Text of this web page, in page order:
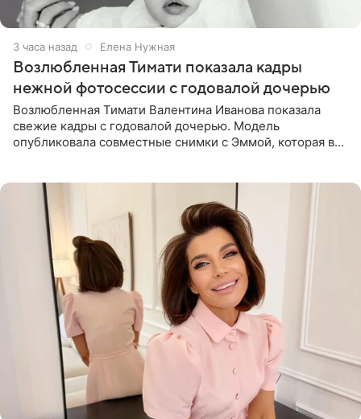
3 часа назад Елена Нужная
Возлюбленная Тимати показала кадры
нежной фотосессии с годовалой дочерью
Возлюбленная Тимати Валентина Иванова показала
свежие кадры с годовалой дочерью. Модель
опубликовала совместные снимки с Эммой, которая в